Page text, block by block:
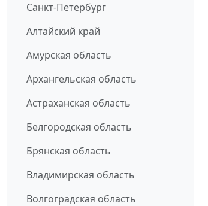
Санкт-Петербург
Алтайский край
Амурская область
Архангельская область
Астраханская область
Белгородская область
Брянская область
Владимирская область
Волгоградская область